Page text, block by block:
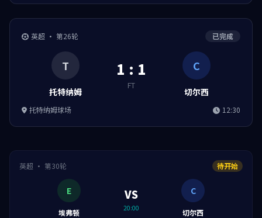
英超 · 第26轮 已完成
T
托特纳姆
1 : 1
FT
C
切尔西
托特纳姆球场 12:30
英超 · 第30轮 待开始
E
埃弗顿
VS
20:00
C
切尔西